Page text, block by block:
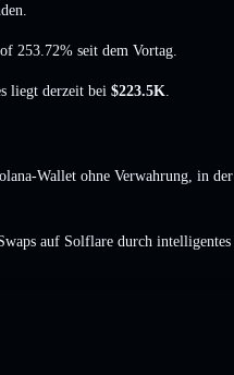
253.72% seit dem Vortag.
liegt derzeit bei $223.5K
Wallet ohne Verwahrung, in der
auf Solflare durch intelligentes